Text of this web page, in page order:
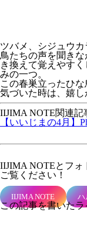
ツバメ、シジュウ
鳥たちの声を聞きな
き換えて覚えやすく
みの一つ。
この春巣立ったひ
気づいた時は、嬉し
IIJIMA NOTE関連記
【いいじまの4月】
IIJIMA NOTEとフ
ご覧ください！
IIJIMA NOTE ハ
この記事を書いた